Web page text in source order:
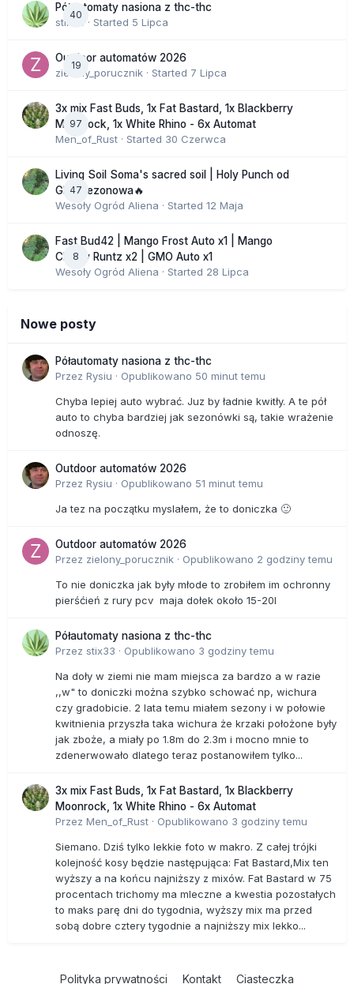
40
Półautomaty nasiona z thc-thc
stix33 · Started 5 Lipca
19
Outdoor automatów 2026
zielony_porucznik · Started 7 Lipca
97
3x mix Fast Buds, 1x Fat Bastard, 1x Blackberry
Moonrock, 1x White Rhino - 6x Automat
Men_of_Rust · Started 30 Czerwca
47
Living Soil Soma's sacred soil | Holy Punch od
GHS sezonowa🔥
Wesoły Ogród Aliena · Started 12 Maja
8
Fast Bud42 | Mango Frost Auto x1 | Mango
Cherry Runtz x2 | GMO Auto x1
Wesoły Ogród Aliena · Started 28 Lipca
Nowe posty
Półautomaty nasiona z thc-thc
Przez Rysiu · Opublikowano 50 minut temu
Chyba lepiej auto wybrać. Juz by ładnie kwitły. A te pół
auto to chyba bardziej jak sezonówki są, takie wrażenie
odnoszę.
Outdoor automatów 2026
Przez Rysiu · Opublikowano 51 minut temu
Ja tez na początku myslałem, że to doniczka 🙂
Outdoor automatów 2026
Przez zielony_porucznik · Opublikowano 2 godziny temu
To nie doniczka jak były młode to zrobiłem im ochronny
pierśćień z rury pcv maja dołek około 15-20l
Półautomaty nasiona z thc-thc
Przez stix33 · Opublikowano 3 godziny temu
Na doły w ziemi nie mam miejsca za bardzo a w razie
,,w" to doniczki można szybko schować np, wichura
czy gradobicie. 2 lata temu miałem sezony i w połowie
kwitnienia przyszła taka wichura że krzaki położone były
jak zboże, a miały po 1.8m do 2.3m i mocno mnie to
zdenerwowało dlatego teraz postanowiłem tylko...
3x mix Fast Buds, 1x Fat Bastard, 1x Blackberry
Moonrock, 1x White Rhino - 6x Automat
Przez Men_of_Rust · Opublikowano 3 godziny temu
Siemano. Dziś tylko lekkie foto w makro. Z całej trójki
kolejność kosy będzie następująca: Fat Bastard,Mix ten
wyższy a na końcu najniższy z mixów. Fat Bastard w 75
procentach trichomy ma mleczne a kwestia pozostałych
to maks parę dni do tygodnia, wyższy mix ma przed
sobą dobre cztery tygodnie a najniższy mix lekko...
Polityka prywatności Kontakt Ciasteczka